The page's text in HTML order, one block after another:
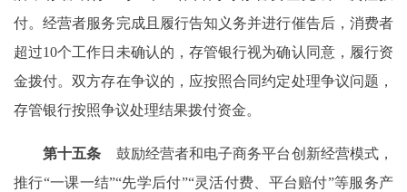
付。经营者服务完成且履行告知义务并进行催告后，消费者
超过10个工作日未确认的，存管银行视为确认同意，履行资
金拨付。双方存在争议的，应按照合同约定处理争议问题，
存管银行按照争议处理结果拨付资金。
第十五条 鼓励经营者和电子商务平台创新经营模式，
推行“一课一结”“先学后付”“灵活付费、平台赔付”等服务产